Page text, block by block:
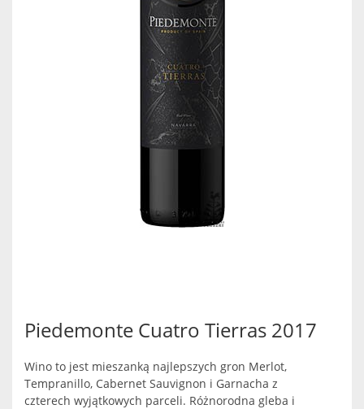
Piedemonte Cuatro Tierras 2017
Wino to jest mieszanką najlepszych gron Merlot,
Tempranillo, Cabernet Sauvignon i Garnacha z
czterech wyjątkowych parceli. Różnorodna gleba i